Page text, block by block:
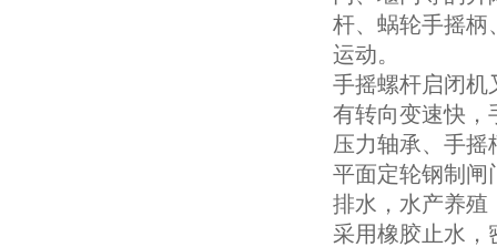
杆、蜗轮手摇柄
运动。
手摇螺杆启闭机
有转向变速快，
压力轴承、手摇
平面定轮钢制闸
排水，水产养殖
采用橡胶止水，